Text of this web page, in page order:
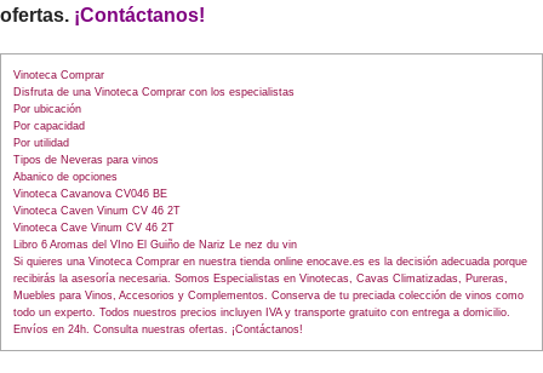
ofertas. ¡Contáctanos!
Vinoteca Comprar
Disfruta de una Vinoteca Comprar con los especialistas
Por ubicación
Por capacidad
Por utilidad
Tipos de Neveras para vinos
Abanico de opciones
Vinoteca Cavanova CV046 BE
Vinoteca Caven Vinum CV 46 2T
Vinoteca Cave Vinum CV 46 2T
Libro 6 Aromas del VIno El Guiño de Nariz Le nez du vin
Si quieres una Vinoteca Comprar en nuestra tienda online enocave.es es la decisión adecuada porque
recibirás la asesoría necesaria. Somos Especialistas en Vinotecas, Cavas Climatizadas, Pureras,
Muebles para Vinos, Accesorios y Complementos. Conserva de tu preciada colección de vinos como
todo un experto. Todos nuestros precios incluyen IVA y transporte gratuito con entrega a domicilio.
Envíos en 24h. Consulta nuestras ofertas. ¡Contáctanos!